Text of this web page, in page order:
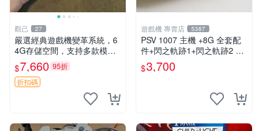
觀己 27
嚴選經典遊戲機變革系統，6
4G存儲空間，支持多款模擬
器享受懷舊樂趣 黑店版 PSV
游戲 模擬器
$7,660 95折
折扣碼
遊戲機 專賣店 5387
PSV 1007 主機 +8G 全套配
件+閃之軌跡1+閃之軌跡2 保
修一年 品質有保障
$3,700